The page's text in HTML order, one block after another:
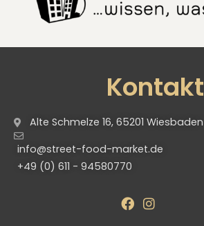
Kontakt
Alte Schmelze 16, 65201 Wiesbaden
info@street-food-market.de
+49 (0) 611 - 94580770